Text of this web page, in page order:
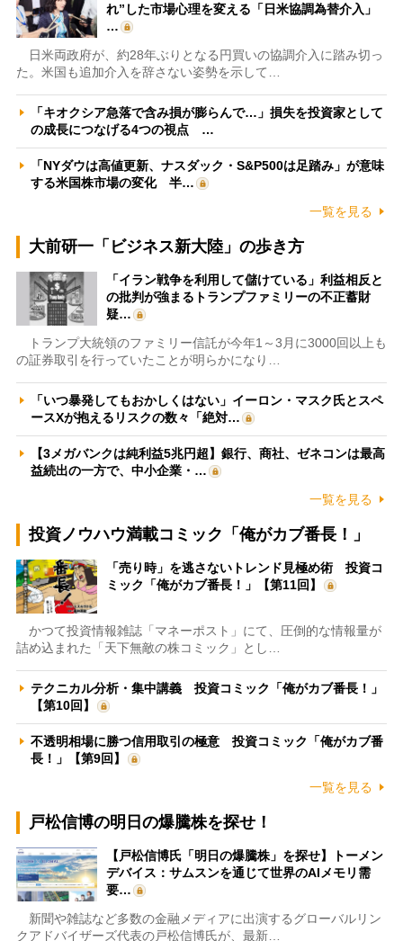
れ”した市場心理を変える「日米協調為替介入」
…
日米両政府が、約28年ぶりとなる円買いの協調介入に踏み切っ
た。米国も追加介入を辞さない姿勢を示して…
「キオクシア急落で含み損が膨らんで…」損失を投資家として
の成長につなげる4つの視点 …
「NYダウは高値更新、ナスダック・S&P500は足踏み」が意味
する米国株市場の変化 半…
一覧を見る
大前研一「ビジネス新大陸」の歩き方
「イラン戦争を利用して儲けている」利益相反と
の批判が強まるトランプファミリーの不正蓄財
疑…
トランプ大統領のファミリー信託が今年1～3月に3000回以上も
の証券取引を行っていたことが明らかになり…
「いつ暴発してもおかしくはない」イーロン・マスク氏とスペ
ースXが抱えるリスクの数々「絶対…
【3メガバンクは純利益5兆円超】銀行、商社、ゼネコンは最高
益続出の一方で、中小企業・…
一覧を見る
投資ノウハウ満載コミック「俺がカブ番長！」
「売り時」を逃さないトレンド見極め術 投資コ
ミック「俺がカブ番長！」【第11回】
かつて投資情報雑誌「マネーポスト」にて、圧倒的な情報量が
詰め込まれた「天下無敵の株コミック」とし…
テクニカル分析・集中講義 投資コミック「俺がカブ番長！」
【第10回】
不透明相場に勝つ信用取引の極意 投資コミック「俺がカブ番
長！」【第9回】
一覧を見る
戸松信博の明日の爆騰株を探せ！
【戸松信博氏「明日の爆騰株」を探せ】トーメン
デバイス：サムスンを通じて世界のAIメモリ需
要…
新聞や雑誌など多数の金融メディアに出演するグローバルリン
クアドバイザーズ代表の戸松信博氏が、最新…